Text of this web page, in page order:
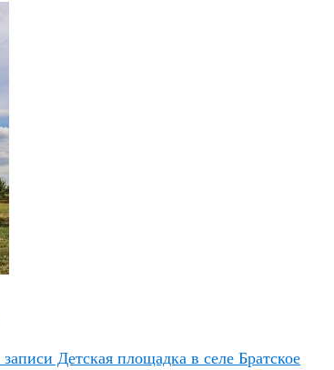
записи Детская площадка в селе Братское